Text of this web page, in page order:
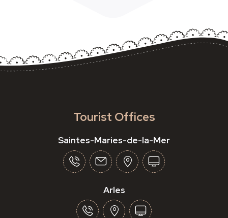
Tourist Offices
Saintes-Maries-de-la-Mer
Arles